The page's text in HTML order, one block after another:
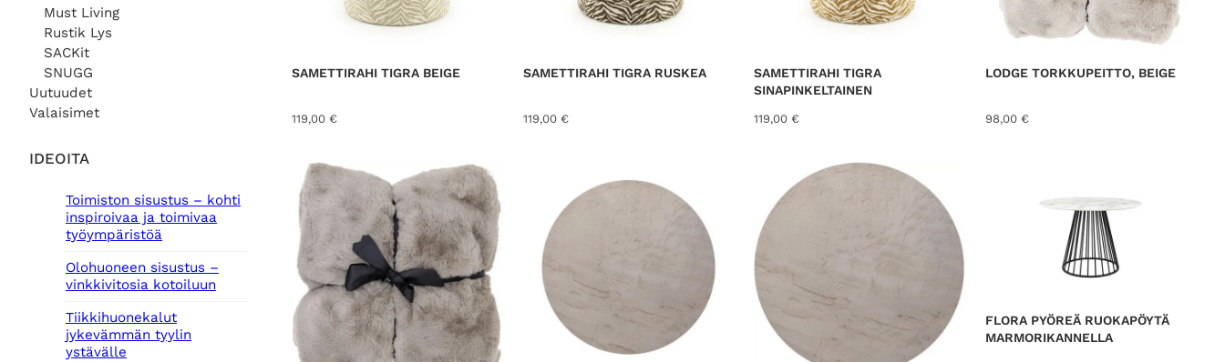
Must Living
Rustik Lys
SACKit
SNUGG
Uutuudet
Valaisimet
IDEOITA
Toimiston sisustus – kohti
inspiroivaa ja toimivaa
työympäristöä
Olohuoneen sisustus –
vinkkivitosia kotoiluun
Tiikkihuonekalut
jykevämmän tyylin
ystävälle
BROSTE COPENHAGEN BY-BOO
DTP HOME
ELEONORA
SNUGG
SAMETTIRAHI TIGRA BEIGE
119,00 €
SAMETTIRAHI TIGRA RUSKEA
119,00 €
SAMETTIRAHI TIGRA
SINAPINKELTAINEN
119,00 €
LODGE TORKKUPEITTO, BEIGE
98,00 €
FLORA PYÖREÄ RUOKAPÖYTÄ
MARMORIKANNELLA